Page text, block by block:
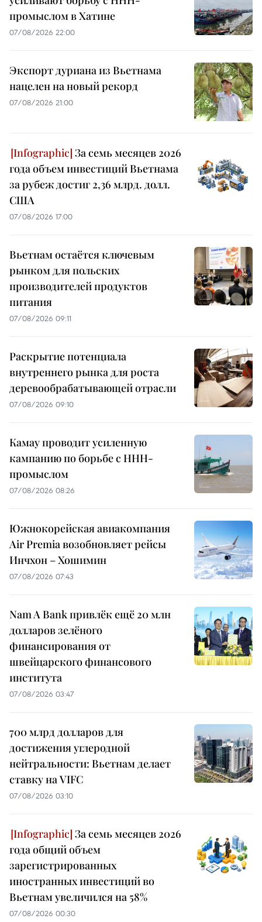
промыслом в Хатине
07/08/2026 22:00
Экспорт дуриана из Вьетнама
нацелен на новый рекорд
07/08/2026 21:00
За семь месяцев 2026
года объем инвестиций Вьетнама
за рубеж достиг 2,36 млрд. долл.
США
07/08/2026 17:00
Вьетнам остаётся ключевым
рынком для польских
производителей продуктов
питания
07/08/2026 09:11
Раскрытие потенциала
внутреннего рынка для роста
деревообрабатывающей отрасли
07/08/2026 09:10
Камау проводит усиленную
кампанию по борьбе с ННН-
промыслом
07/08/2026 08:26
Южнокорейская авиакомпания
Air Premia возобновляет рейсы
Инчхон – Хошимин
07/08/2026 07:43
Nam A Bank привлёк ещё 20 млн
долларов зелёного
финансирования от
швейцарского финансового
института
07/08/2026 03:47
700 млрд долларов для
достижения углеродной
нейтральности: Вьетнам делает
ставку на VIFC
07/08/2026 03:10
За семь месяцев 2026
года общий объем
зарегистрированных
иностранных инвестиций во
Вьетнам увеличился на 58%
07/08/2026 00:30